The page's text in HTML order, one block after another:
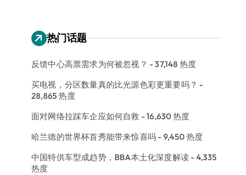
热门话题
反馈中心高票需求为何被忽视？ - 37,148 热度
买电视，分区数量真的比光源色彩更重要吗？ -
28,865 热度
面对网络拉踩车企应如何自救 - 16,630 热度
哈兰德的世界杯首秀能带来惊喜吗 - 9,450 热度
中国特供车型成趋势，BBA本土化深度解读 - 4,335
热度